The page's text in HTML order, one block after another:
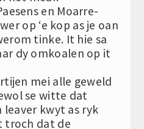
en Moarre-
op ‘e kop as je oan
tinke. It hie sa
dy omkoalen op it
mei alle geweld
se witte dat
kwyt as ryk
troch dat de